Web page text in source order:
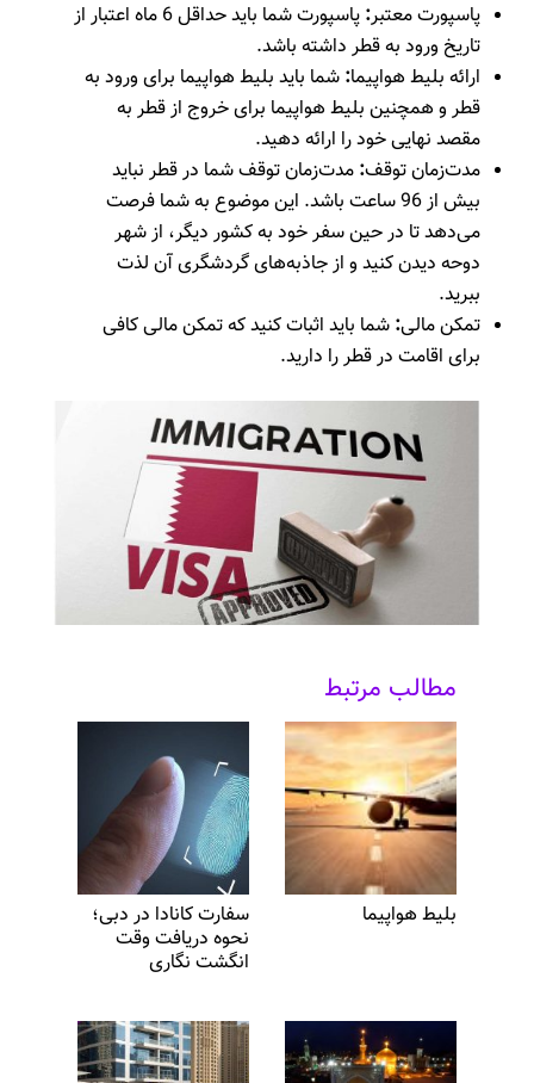
پاسپورت معتبر:
پاسپورت شما باید حداقل 6 ماه اعتبار از
تاریخ ورود به قطر داشته باشد.
ارائه بلیط هواپیما: شما باید بلیط هواپیما برای ورود به
قطر و همچنین بلیط هواپیما برای خروج از قطر به
مقصد نهایی خود را ارائه دهید.
مدت‌زمان توقف: مدت‌زمان توقف شما در قطر نباید
بیش از 96 ساعت باشد. این موضوع به شما فرصت
می‌دهد تا در حین سفر خود به کشور دیگر، از شهر
دوحه دیدن کنید و از جاذبه‌های گردشگری آن لذت
ببرید.
تمکن مالی: شما باید اثبات کنید که تمکن مالی کافی
برای اقامت در قطر را دارید.
مطالب مرتبط
بلیط هواپیما
سفارت کانادا در دبی؛
نحوه دریافت وقت
انگشت نگاری